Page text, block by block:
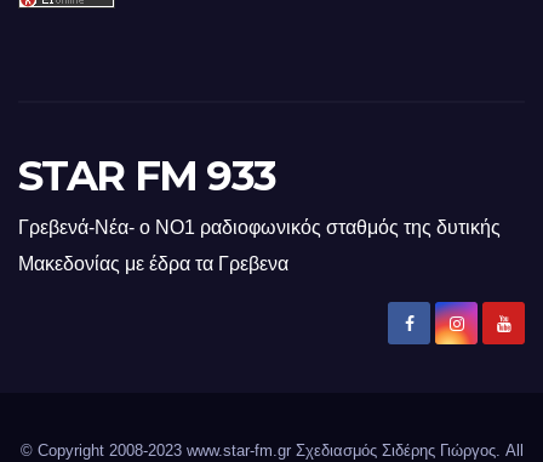
STAR FM 933
Γρεβενά-Νέα- ο ΝΟ1 ραδιοφωνικός σταθμός της δυτικής
Μακεδονίας με έδρα τα Γρεβενα
© Copyright 2008-2023 www.star-fm.gr Σχεδιασμός Σιδέρης Γιώργος. All